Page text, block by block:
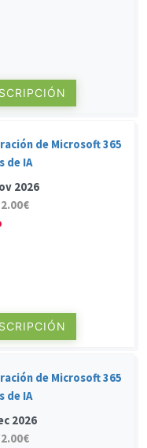
de Microsoft 365
de IA
2026
de Microsoft 365
de IA
2026